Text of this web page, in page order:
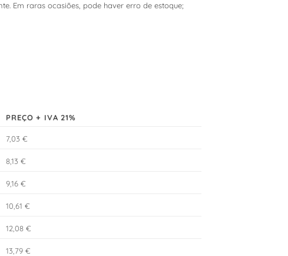
Em raras ocasiões, pode haver erro de estoque;
PREÇO + IVA 21%
7,03 €
8,13 €
9,16 €
10,61 €
12,08 €
13,79 €